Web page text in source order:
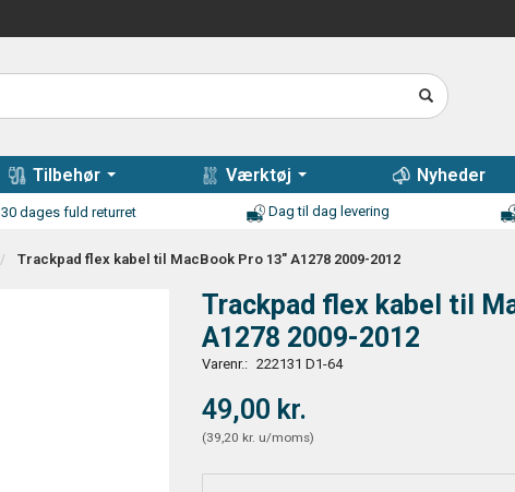
Tilbehør Værktøj Nyheder
30 dages fuld returret Dag til dag levering
Trackpad flex kabel til MacBook Pro 13" A1278 2009-2012
Trackpad flex kabel til
A1278 2009-2012
Varenr.: 222131 D1-64
49,00 kr.
(39,20 kr. u/moms)